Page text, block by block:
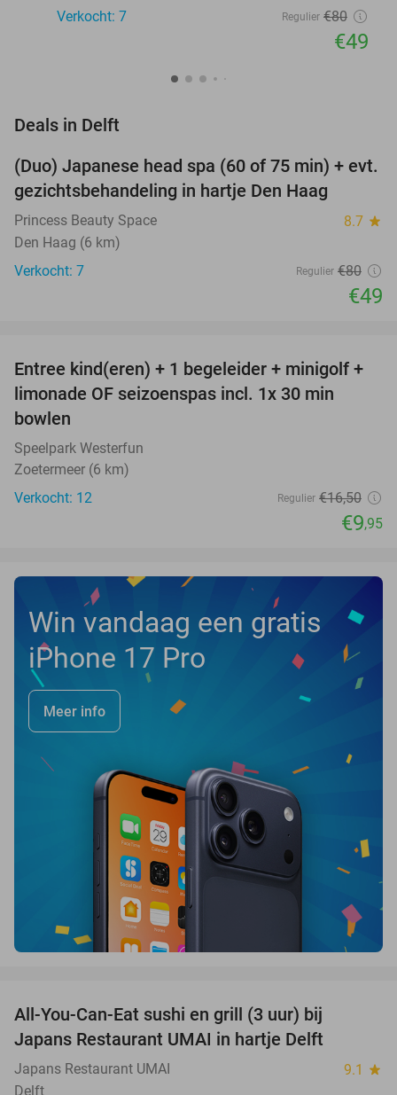
Verkocht: 7
Regulier €80
€49
Deals in Delft
39%
NEW
TODAY
(Duo) Japanese head spa (60 of 75 min) + evt.
gezichtsbehandeling in hartje Den Haag
Princess Beauty Space 8.7 star
Den Haag (6 km)
Verkocht: 7
Regulier €80
€49
40%
TODAY
Entree kind(eren) + 1 begeleider + minigolf +
limonade OF seizoenspas incl. 1x 30 min
bowlen
Speelpark Westerfun
Zoetermeer (6 km)
Verkocht: 12
Regulier €16,50
€9,95
Win vandaag een gratis
iPhone 17 Pro
Meer info
All-You-Can-Eat sushi en grill (3 uur) bij
Japans Restaurant UMAI in hartje Delft
Japans Restaurant UMAI 9.1 star
Delft